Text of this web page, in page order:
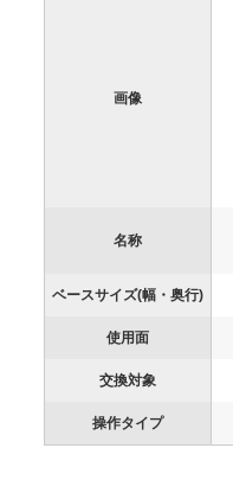
画像
名称
ベースサイズ(幅・奥行)
使用面
交換対象
操作タイプ